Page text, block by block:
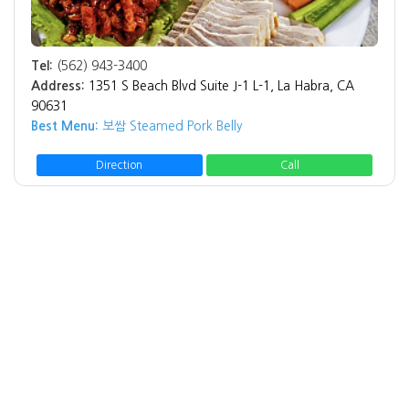
Tel: (562) 943-3400
Address: 1351 S Beach Blvd Suite J-1 L-1, La Habra, CA
90631
Best Menu: 보쌈 Steamed Pork Belly
Direction Call